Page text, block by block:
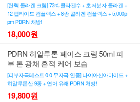
[탄력 콜라겐 크림] 73% 콜라겐수 + 초저분자 콜라겐 +
12 펩타이드 컴플렉스 + 8종 콜라겐 컴플렉스 + 5,000p
pm PDRN 처방!
18,000원
PDRN 히알루론 페이스 크림 50ml 피
부 톤 광채 흔적 케어 보습
[피부자극테스트 0.0 무자극 인증] 나이아신아마이드 +
히알루론산 9종 + 연어 유래 PDRN 처방!
19,800원